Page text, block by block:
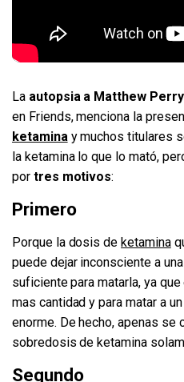
La autopsia a Matthew Perry
en Friends, menciona la
ketaminay muchos titulares
la ketamina lo que lo mató,
por tres motivos:
Primero
Porque la dosis deketamina
puede dejar inconsciente a
suficiente para matarla, ya
mas cantidad y para matar a
enorme. De hecho, apenas
sobredosis de ketamina
Segundo